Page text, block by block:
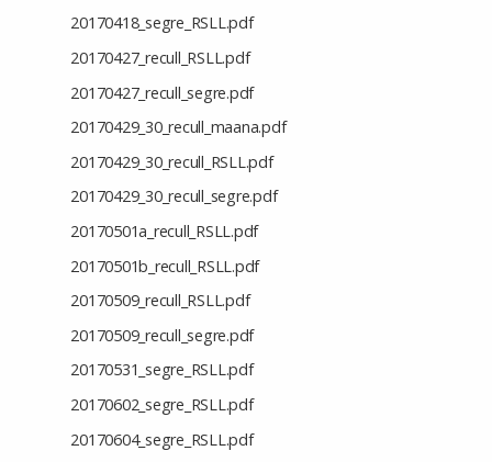
20170418_segre_RSLL.pdf
20170427_recull_RSLL.pdf
20170427_recull_segre.pdf
20170429_30_recull_maana.pdf
20170429_30_recull_RSLL.pdf
20170429_30_recull_segre.pdf
20170501a_recull_RSLL.pdf
20170501b_recull_RSLL.pdf
20170509_recull_RSLL.pdf
20170509_recull_segre.pdf
20170531_segre_RSLL.pdf
20170602_segre_RSLL.pdf
20170604_segre_RSLL.pdf